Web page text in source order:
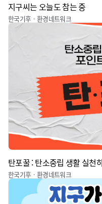
지구씨는 오늘도 참는 중
한국기후ㆍ환경네트워크
한국기후ㆍ환경네트워크